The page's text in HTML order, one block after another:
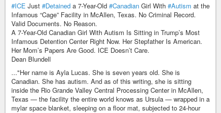
#ICE Just #Detained a 7-Year-Old #Canadian Girl With #Autism at the
Infamous “Cage” Facility in McAllen, Texas. No Criminal Record.
Valid Documents. No Reason.
A 7-Year-Old Canadian Girl With Autism Is Sitting in Trump’s Most
Infamous Detention Center Right Now. Her Stepfather Is American.
Her Mom’s Papers Are Good. ICE Doesn’t Care.
Dean Blundell
..."Her name is Ayla Lucas. She is seven years old. She is
Canadian. She has autism. And as of this writing, she is sitting
inside the Rio Grande Valley Central Processing Center in McAllen,
Texas — the facility the entire world knows as Ursula — wrapped in a
mylar space blanket, sleeping on a floor mat, subjected to 24-hour